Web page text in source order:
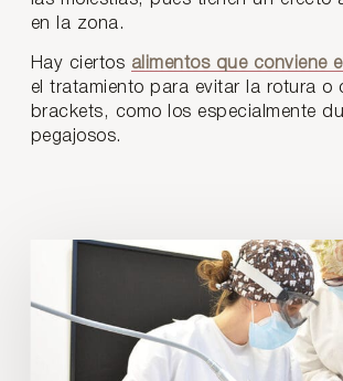
en la zona.
Hay ciertos alimentos que conviene
el tratamiento para evitar la rotura o
brackets, como los especialmente
pegajosos.